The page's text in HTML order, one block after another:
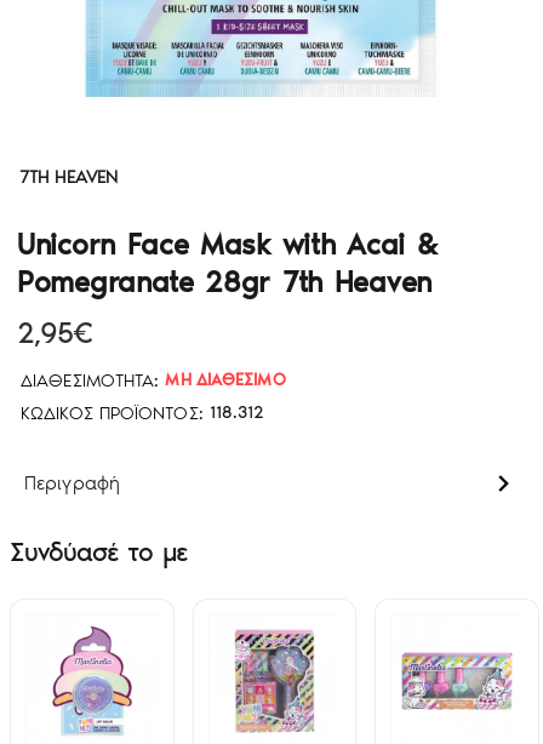
7TH HEAVEN
Unicorn Face Mask with Acai &
Pomegranate 28gr 7th Heaven
ΔΙΑΘΕΣΙΜΌΤΗΤΑ: ΜΗ ΔΙΑΘΈΣΙΜΟ
ΚΩΔΙΚΌΣ ΠΡΟΪΌΝΤΟΣ: 118.312
2,95€
Περιγραφή
Συνδύασέ το με